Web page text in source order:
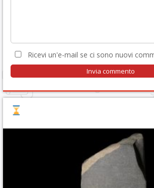
Ricevi un'e-mail se ci sono nuovi